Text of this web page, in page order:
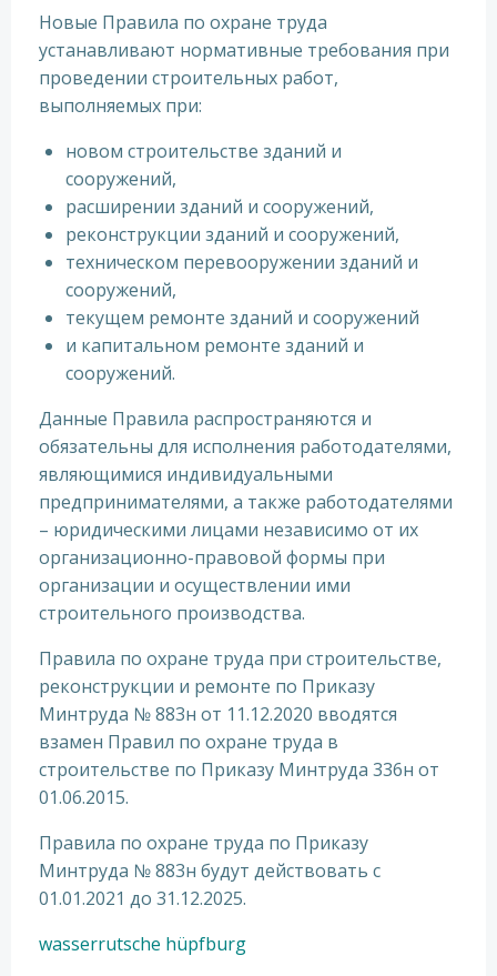
Новые Правила по охране труда
устанавливают нормативные требования при
проведении строительных работ,
выполняемых при:
новом строительстве зданий и
сооружений,
расширении зданий и сооружений,
реконструкции зданий и сооружений,
техническом перевооружении зданий и
сооружений,
текущем ремонте зданий и сооружений
и капитальном ремонте зданий и
сооружений.
Данные Правила распространяются и
обязательны для исполнения работодателями,
являющимися индивидуальными
предпринимателями, а также работодателями
– юридическими лицами независимо от их
организационно-правовой формы при
организации и осуществлении ими
строительного производства.
Правила по охране труда при строительстве,
реконструкции и ремонте по Приказу
Минтруда № 883н от 11.12.2020 вводятся
взамен Правил по охране труда в
строительстве по Приказу Минтруда 336н от
01.06.2015.
Правила по охране труда по Приказу
Минтруда № 883н будут действовать с
01.01.2021 до 31.12.2025.
wasserrutsche hüpfburg